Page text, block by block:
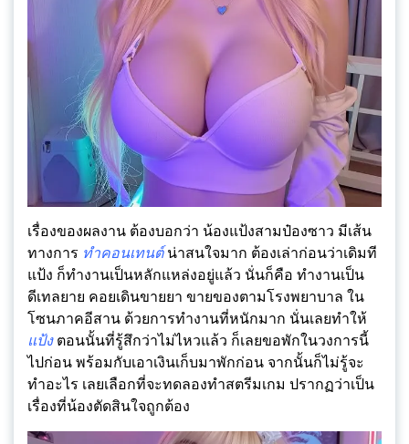
เรื่องของผลงาน ต้องบอกว่า น้องแป้งสามป๋องซาว มีเส้น
ทางการ ทำคอนเทนต์ น่าสนใจมาก ต้องเล่าก่อนว่าเดิมที
แป้ง ก็ทำงานเป็นหลักแหล่งอยู่แล้ว นั่นก็คือ ทำงานเป็น
ดีเทลยาย คอยเดินขายยา ขายของตามโรงพยาบาล ใน
โซนภาคอีสาน ด้วยการทำงานที่หนักมาก นั่นเลยทำให้
แป้ง ตอนนั้นที่รู้สึกว่าไม่ไหวแล้ว ก็เลยขอพักในวงการนี้
ไปก่อน พร้อมกับเอาเงินเก็บมาพักก่อน จากนั้นก็ไม่รู้จะ
ทำอะไร เลยเลือกที่จะทดลองทำสตรีมเกม ปรากฏว่าเป็น
เรื่องที่น้องตัดสินใจถูกต้อง